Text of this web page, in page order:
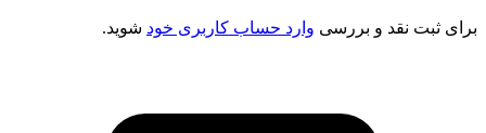
برای ثبت نقد و بررسی وارد حساب کاربری خود شوید.